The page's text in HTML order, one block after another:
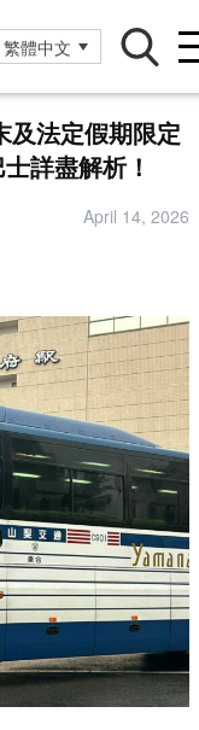
繁體中文
及法定假期限定
詳盡解析！
April 14, 2026